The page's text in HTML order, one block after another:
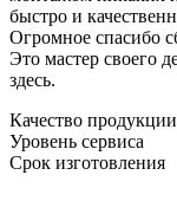
быстро и
Огромное спасибо
Это мастер своего
здесь.
Качество продукции
Уровень сервиса
Срок изготовления